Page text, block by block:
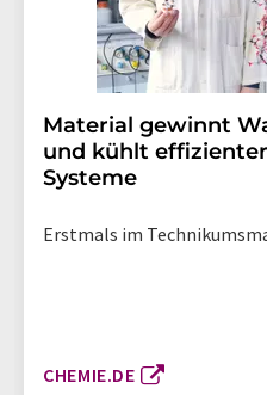
Material gewinnt
und kühlt
Systeme
Erstmals im
CHEMIE.DE